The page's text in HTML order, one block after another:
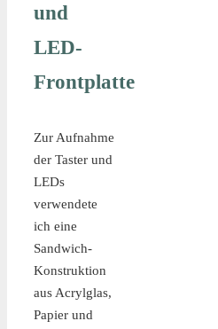
und
LED-
Frontplatte
Zur Aufnahme
der Taster und
LEDs
verwendete
ich eine
Sandwich-
Konstruktion
aus Acrylglas,
Papier und